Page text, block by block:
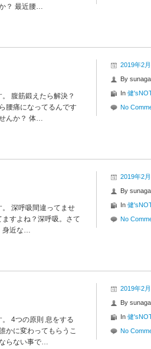
？ 最近腰…
腹筋鍛えたら解決？
腰痛になってるんです
んか？ 体…
2019年2
By
In 健
No
。 深呼吸間違ってませ
すよね？深呼吸。さて
身近な…
2019年2
By
In 健
No
4つの原則 息をする
かに変わってもらうこ
らない事で…
2019年2
By
In 健
No